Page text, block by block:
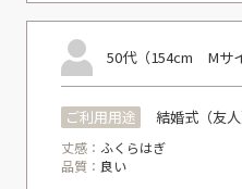
50代（154cm Mサイ
ご利用用途 結婚式（友人
丈感： ふくらはぎ
品質： 良い